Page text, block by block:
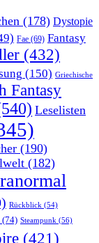
(178) Dystopie
Fae (69) Fantasy
(432)
(150) Griechische
Fantasy
Leselisten
(190)
(182)
Rückblick (54)
(74) Steampunk (56)
(421)